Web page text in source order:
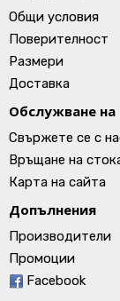
Общи условия
Поверителност
Размери
Доставка
Обслужване на
Свържете се с
Връщане на
Карта на сайта
Допълнения
Производители
Промоции
Facebook